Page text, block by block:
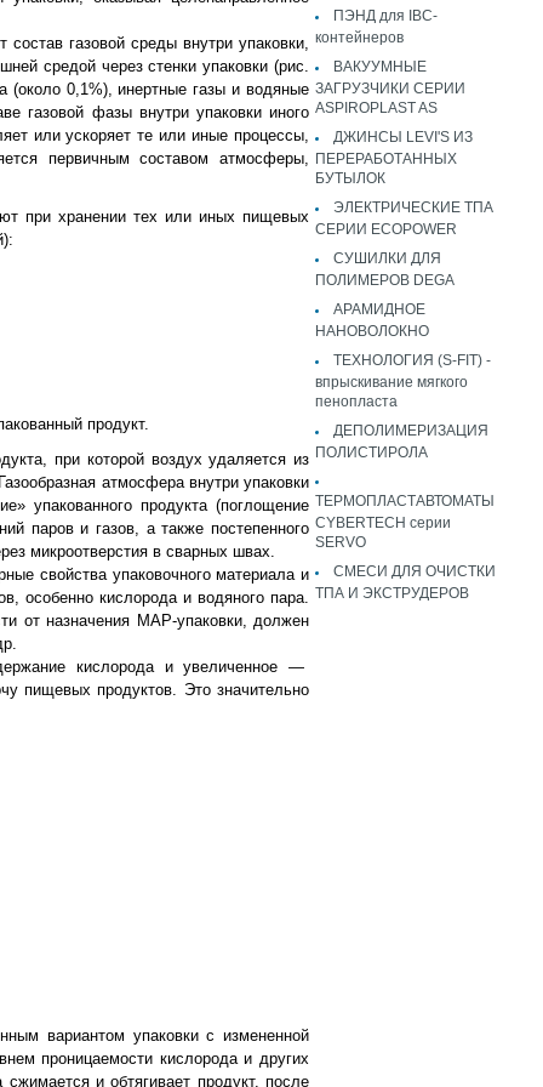
газовой среды внутри упаковки,
средой через стенки упаковки (рис.
(около 0,1%), инертные газы и водяные
газовой фазы внутри упаковки иного
или ускоряет те или иные процессы,
первичным составом атмосферы,
при хранении тех или иных пищевых
продукт.
при которой воздух удаляется из
атмосфера внутри упаковки
упакованного продукта (поглощение
паров и газов, а также постепенного
микроотверстия в сварных швах.
свойства упаковочного материала и
особенно кислорода и водяного пара.
от назначения МАР-упаковки, должен
кислорода и увеличенное —
пищевых продуктов. Это значительно
вариантом упаковки с измененной
проницаемости кислорода и других
и обтягивает продукт, после
ПЭНД для IBC-
контейнеров
ВАКУУМНЫЕ
ЗАГРУЗЧИКИ СЕРИИ
ASPIROPLAST AS
ДЖИНСЫ LEVI'S ИЗ
ПЕРЕРАБОТАННЫХ
БУТЫЛОК
ЭЛЕКТРИЧЕСКИЕ ТПА
СЕРИИ ECOPOWER
СУШИЛКИ ДЛЯ
ПОЛИМЕРОВ DEGA
АРАМИДНОЕ
НАНОВОЛОКНО
ТЕХНОЛОГИЯ (S-FIT) -
впрыскивание мягкого
пенопласта
ДЕПОЛИМЕРИЗАЦИЯ
ПОЛИСТИРОЛА
ТЕРМОПЛАСТАВТОМАТЫ
CYBERTECH серии
SERVO
СМЕСИ ДЛЯ ОЧИСТКИ
ТПА И ЭКСТРУДЕРОВ